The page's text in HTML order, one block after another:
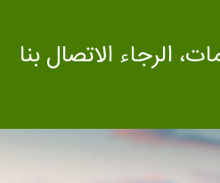
الرجاء الاتصال بنا